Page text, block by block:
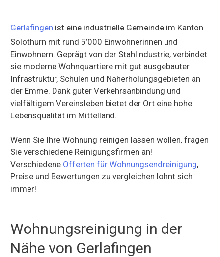
Gerlafingen ist eine industrielle Gemeinde im Kanton
Solothurn mit rund 5’000 Einwohnerinnen und
Einwohnern. Geprägt von der Stahlindustrie, verbindet
sie moderne Wohnquartiere mit gut ausgebauter
Infrastruktur, Schulen und Naherholungsgebieten an
der Emme. Dank guter Verkehrsanbindung und
vielfältigem Vereinsleben bietet der Ort eine hohe
Lebensqualität im Mittelland.
Wenn Sie Ihre Wohnung reinigen lassen wollen, fragen
Sie verschiedene Reinigungsfirmen an!
Verschiedene Offerten für Wohnungsendreinigung,
Preise und Bewertungen zu vergleichen lohnt sich
immer!
Wohnungsreinigung in der
Nähe von Gerlafingen